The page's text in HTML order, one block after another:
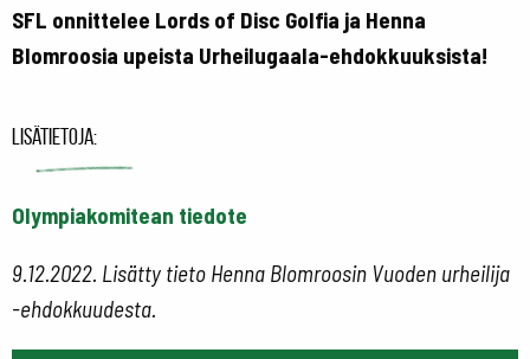
SFL onnittelee Lords of Disc Golfia ja Henna
Blomroosia upeista Urheilugaala-ehdokkuuksista!
Lisätietoja:
Olympiakomitean tiedote
9.12.2022. Lisätty tieto Henna Blomroosin Vuoden urheilija
-ehdokkuudesta.